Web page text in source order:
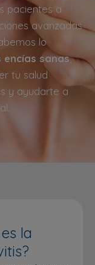
pacientes a
avanzadas
lo
sanas,
tu salud
y ayudarte a
la